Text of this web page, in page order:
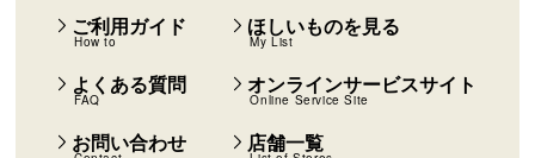
ご利用ガイド
How to
ほしいものを見る
My List
よくある質問
FAQ
オンラインサービスサイト
Online Service Site
お問い合わせ 店舗一覧